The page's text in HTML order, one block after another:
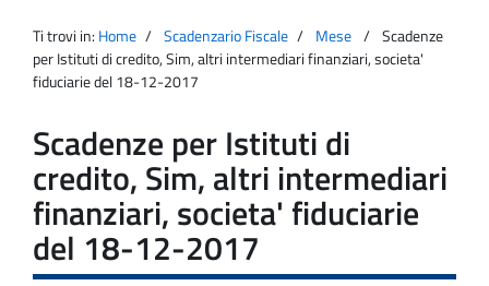
Agenzia
Entrate
principale
Ti trovi in: Home Scadenzario Fiscale Mese
Scadenze
per Istituti di credito, Sim, altri intermediari finanziari, societa'
fiduciarie del 18-12-2017
Scadenze per Istituti di
credito, Sim, altri intermediari
finanziari, societa' fiduciarie
del 18-12-2017